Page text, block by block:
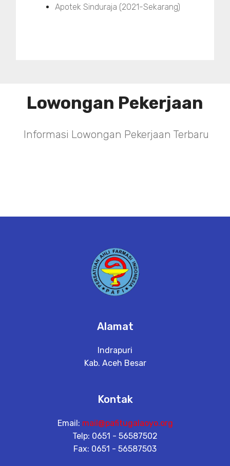
Apotek Sinduraja (2021-Sekarang)
Lowongan Pekerjaan
Informasi Lowongan Pekerjaan Terbaru
Alamat
Indrapuri
Kab. Aceh Besar
Kontak
Email: mail@pafitugalaoyo.org
Telp: 0651 - 56587502
Fax: 0651 - 56587503